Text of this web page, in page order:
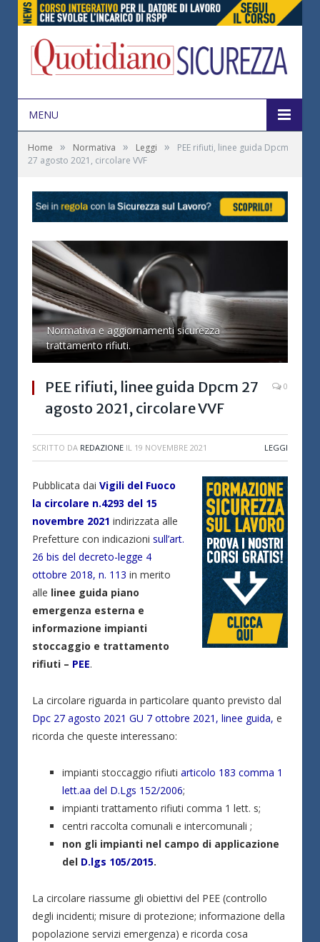
MENU
Home » Normativa » Leggi »
PEE rifiuti, linee guida Dpcm
27 agosto 2021, circolare VVF
Normativa e aggiornamenti sicurezza
trattamento rifiuti.
PEE rifiuti, linee guida Dpcm 27
agosto 2021, circolare VVF
0
SCRITTO DA REDAZIONE IL 19 NOVEMBRE 2021 LEGGI
Pubblicata dai Vigili del Fuoco
la circolare n.4293 del 15
novembre 2021 indirizzata alle
Prefetture con indicazioni sull’art.
26 bis del decreto-legge 4
ottobre 2018, n. 113 in merito
alle linee guida piano
emergenza esterna e
informazione impianti
stoccaggio e trattamento
rifiuti – PEE.
La circolare riguarda in particolare quanto previsto dal
Dpc 27 agosto 2021 GU 7 ottobre 2021, linee guida, e
ricorda che queste interessano:
impianti stoccaggio rifiuti articolo 183 comma 1
lett.aa del D.Lgs 152/2006;
impianti trattamento rifiuti comma 1 lett. s;
centri raccolta comunali e intercomunali ;
non gli impianti nel campo di applicazione
del D.lgs 105/2015.
La circolare riassume gli obiettivi del PEE (controllo
degli incidenti; misure di protezione; informazione della
popolazione servizi emergenza) e ricorda cosa